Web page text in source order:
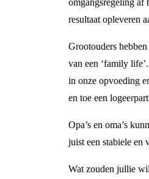
omgangsregeling af
resultaat opleveren
Grootouders
van een ‘family
in onze opvoeding
en toe een
Opa’s en oma’s
juist een stabiele en
Wat zouden jullie